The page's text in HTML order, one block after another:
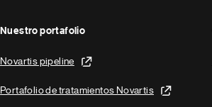
Nuestro portafolio
Novartis pipeline
Portafolio de tratamientos Novartis